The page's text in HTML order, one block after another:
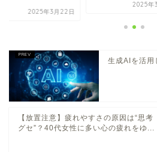
2025年3月22日
2025年
生成AIを活用
【放置注意】疲れやすさの原因は“思考
グセ”？40代女性に多い心の疲れをゆ...